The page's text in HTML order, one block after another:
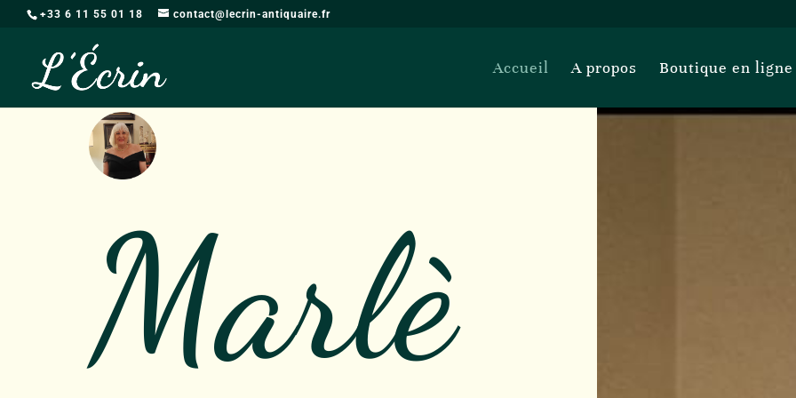
+33 6 11 55 01 18 contact@lecrin-antiquaire.fr
Accueil A propos Boutique en ligne
Marlè